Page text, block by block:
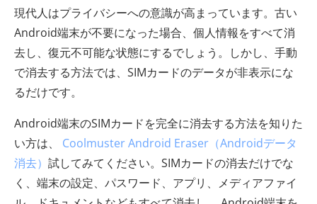
現代人はプライバシーへの意識が高まっています。古い
Android端末が不要になった場合、個人情報をすべて消
去し、復元不可能な状態にするでしょう。しかし、手動
で消去する方法では、SIMカードのデータが非表示にな
るだけです。
Android端末のSIMカードを完全に消去する方法を知りた
い方は、 Coolmuster Android Eraser（Androidデータ
消去） 試してみてください。SIMカードの消去だけでな
く、端末の設定、パスワード、アプリ、メディアファイ